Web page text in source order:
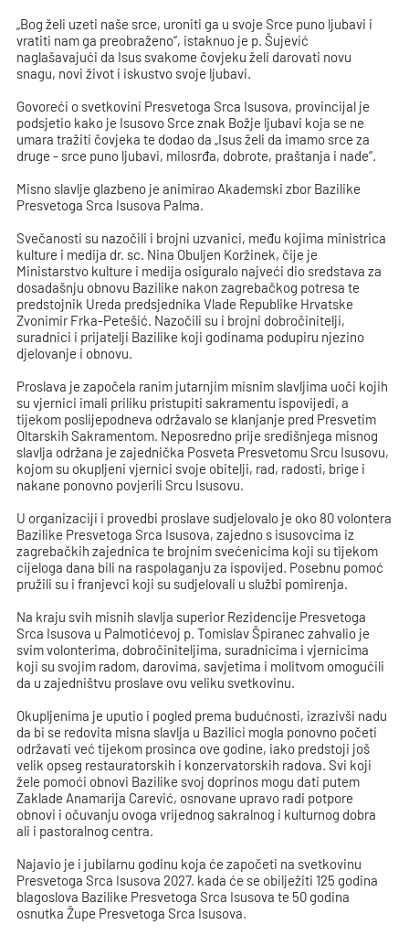
„Bog želi uzeti naše srce, uroniti ga u svoje Srce puno ljubavi i
vratiti nam ga preobraženo“, istaknuo je p. Šujević
naglašavajući da Isus svakome čovjeku želi darovati novu
snagu, novi život i iskustvo svoje ljubavi.
Govoreći o svetkovini Presvetoga Srca Isusova, provincijal je
podsjetio kako je Isusovo Srce znak Božje ljubavi koja se ne
umara tražiti čovjeka te dodao da „Isus želi da imamo srce za
druge - srce puno ljubavi, milosrđa, dobrote, praštanja i nade“.
Misno slavlje glazbeno je animirao Akademski zbor Bazilike
Presvetoga Srca Isusova Palma.
Svečanosti su nazočili i brojni uzvanici, među kojima ministrica
kulture i medija dr. sc. Nina Obuljen Koržinek, čije je
Ministarstvo kulture i medija osiguralo najveći dio sredstava za
dosadašnju obnovu Bazilike nakon zagrebačkog potresa te
predstojnik Ureda predsjednika Vlade Republike Hrvatske
Zvonimir Frka-Petešić. Nazočili su i brojni dobročinitelji,
suradnici i prijatelji Bazilike koji godinama podupiru njezino
djelovanje i obnovu.
Proslava je započela ranim jutarnjim misnim slavljima uoči kojih
su vjernici imali priliku pristupiti sakramentu ispovijedi, a
tijekom poslijepodneva održavalo se klanjanje pred Presvetim
Oltarskih Sakramentom. Neposredno prije središnjega misnog
slavlja održana je zajednička Posveta Presvetomu Srcu Isusovu,
kojom su okupljeni vjernici svoje obitelji, rad, radosti, brige i
nakane ponovno povjerili Srcu Isusovu.
U organizaciji i provedbi proslave sudjelovalo je oko 80 volontera
Bazilike Presvetoga Srca Isusova, zajedno s isusovcima iz
zagrebačkih zajednica te brojnim svećenicima koji su tijekom
cijeloga dana bili na raspolaganju za ispovijed. Posebnu pomoć
pružili su i franjevci koji su sudjelovali u službi pomirenja.
Na kraju svih misnih slavlja superior Rezidencije Presvetoga
Srca Isusova u Palmotićevoj p. Tomislav Špiranec zahvalio je
svim volonterima, dobročiniteljima, suradnicima i vjernicima
koji su svojim radom, darovima, savjetima i molitvom omogućili
da u zajedništvu proslave ovu veliku svetkovinu.
Okupljenima je uputio i pogled prema budućnosti, izrazivši nadu
da bi se redovita misna slavlja u Bazilici mogla ponovno početi
održavati već tijekom prosinca ove godine, iako predstoji još
velik opseg restauratorskih i konzervatorskih radova. Svi koji
žele pomoći obnovi Bazilike svoj doprinos mogu dati putem
Zaklade Anamarija Carević, osnovane upravo radi potpore
obnovi i očuvanju ovoga vrijednog sakralnog i kulturnog dobra
ali i pastoralnog centra.
Najavio je i jubilarnu godinu koja će započeti na svetkovinu
Presvetoga Srca Isusova 2027. kada će se obilježiti 125 godina
blagoslova Bazilike Presvetoga Srca Isusova te 50 godina
osnutka Župe Presvetoga Srca Isusova.